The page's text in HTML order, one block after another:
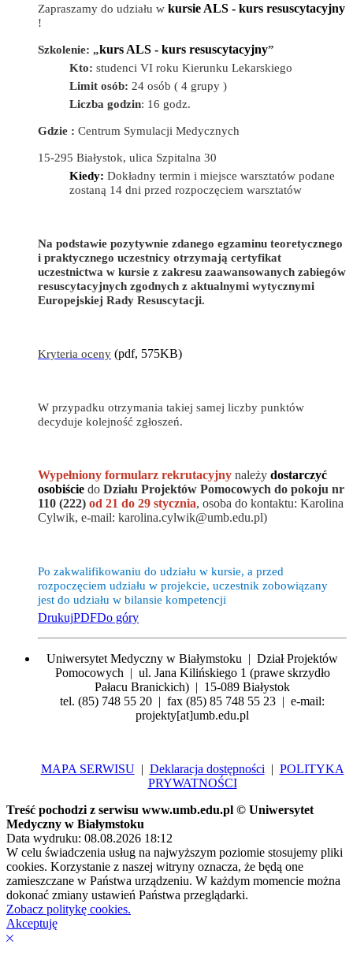
Zapraszamy do udziału w kursie ALS - kurs resuscytacyjny
!
Szkolenie: „kurs ALS - kurs resuscytacyjny”
Kto: studenci VI roku Kierunku Lekarskiego
Limit osób: 24 osób ( 4 grupy )
Liczba godzin: 16 godz.
Gdzie : Centrum Symulacji Medycznych
15-295 Białystok, ulica Szpitalna 30
Kiedy: Dokładny termin i miejsce warsztatów podane
zostaną 14 dni przed rozpoczęciem warsztatów
Na podstawie pozytywnie zdanego egzaminu teoretycznego
i praktycznego uczestnicy otrzymają certyfikat
uczestnictwa w kursie z zakresu zaawansowanych zabiegów
resuscytacyjnych zgodnych z aktualnymi wytycznymi
Europejskiej Rady Resuscytacji.
Kryteria oceny (pdf, 575KB)
W przypadku otrzymania takiej samej liczby punktów
decyduje kolejność zgłoszeń.
Wypełniony formularz rekrutacyjny należy dostarczyć
osobiście do Działu Projektów Pomocowych do pokoju nr
110 (222) od 21 do 29 stycznia, osoba do kontaktu: Karolina
Cylwik, e-mail: karolina.cylwik@umb.edu.pl)
Po zakwalifikowaniu do udziału w kursie, a przed
rozpoczęciem udziału w projekcie, uczestnik zobowiązany
jest do udziału w bilansie kompetencji
DrukujPDFDo góry
Uniwersytet Medyczny w Białymstoku | Dział Projektów
Pomocowych | ul. Jana Kilińskiego 1 (prawe skrzydło
Pałacu Branickich) | 15-089 Białystok
tel. (85) 748 55 20 | fax (85) 85 748 55 23 | e-mail:
projekty[at]umb.edu.pl
MAPA SERWISU| Deklaracja dostępności | POLITYKA
PRYWATNOŚCI
Treść pochodzi z serwisu www.umb.edu.pl © Uniwersytet
Medyczny w Białymstoku
Data wydruku: 08.08.2026 18:12
W celu świadczenia usług na najwyższym poziomie stosujemy pliki
cookies. Korzystanie z naszej witryny oznacza, że będą one
zamieszczane w Państwa urządzeniu. W każdym momencie można
dokonać zmiany ustawień Państwa przeglądarki.
Zobacz politykę cookies.
Akceptuję